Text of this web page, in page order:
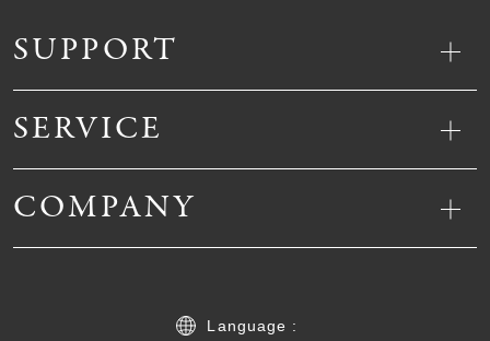
SUPPORT
SERVICE
COMPANY
Language :